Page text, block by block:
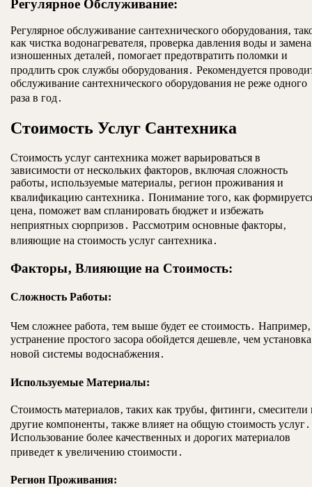
Регулярное Обслуживание:
Регулярное обслуживание сантехнического оборудования‚
как чистка водонагревателя‚ проверка давления воды и замена
изношенных деталей‚ помогает предотвратить поломки и
продлить срок службы оборудования․ Рекомендуется
обслуживание сантехнического оборудования не реже одного
раза в год․
Стоимость Услуг Сантехника
Стоимость услуг сантехника может варьироваться в
зависимости от нескольких факторов‚ включая сложность
работы‚ используемые материалы‚ регион проживания и
квалификацию сантехника․ Понимание того‚ как
цена‚ поможет вам спланировать бюджет и избежать
неприятных сюрпризов․ Рассмотрим основные факторы‚
влияющие на стоимость услуг сантехника․
Факторы‚ Влияющие на Стоимость:
Сложность Работы:
Чем сложнее работа‚ тем выше будет ее стоимость․ Например‚
устранение простого засора обойдется дешевле‚ чем установка
новой системы водоснабжения․
Используемые Материалы:
Стоимость материалов‚ таких как трубы‚ фитинги‚ смесители
другие компоненты‚ также влияет на общую стоимость услуг․
Использование более качественных и дорогих материалов
приведет к увеличению стоимости․
Регион Проживания: